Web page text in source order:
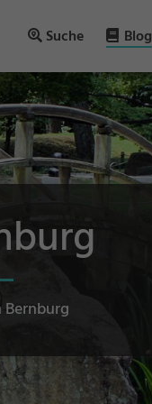
Suche Blog